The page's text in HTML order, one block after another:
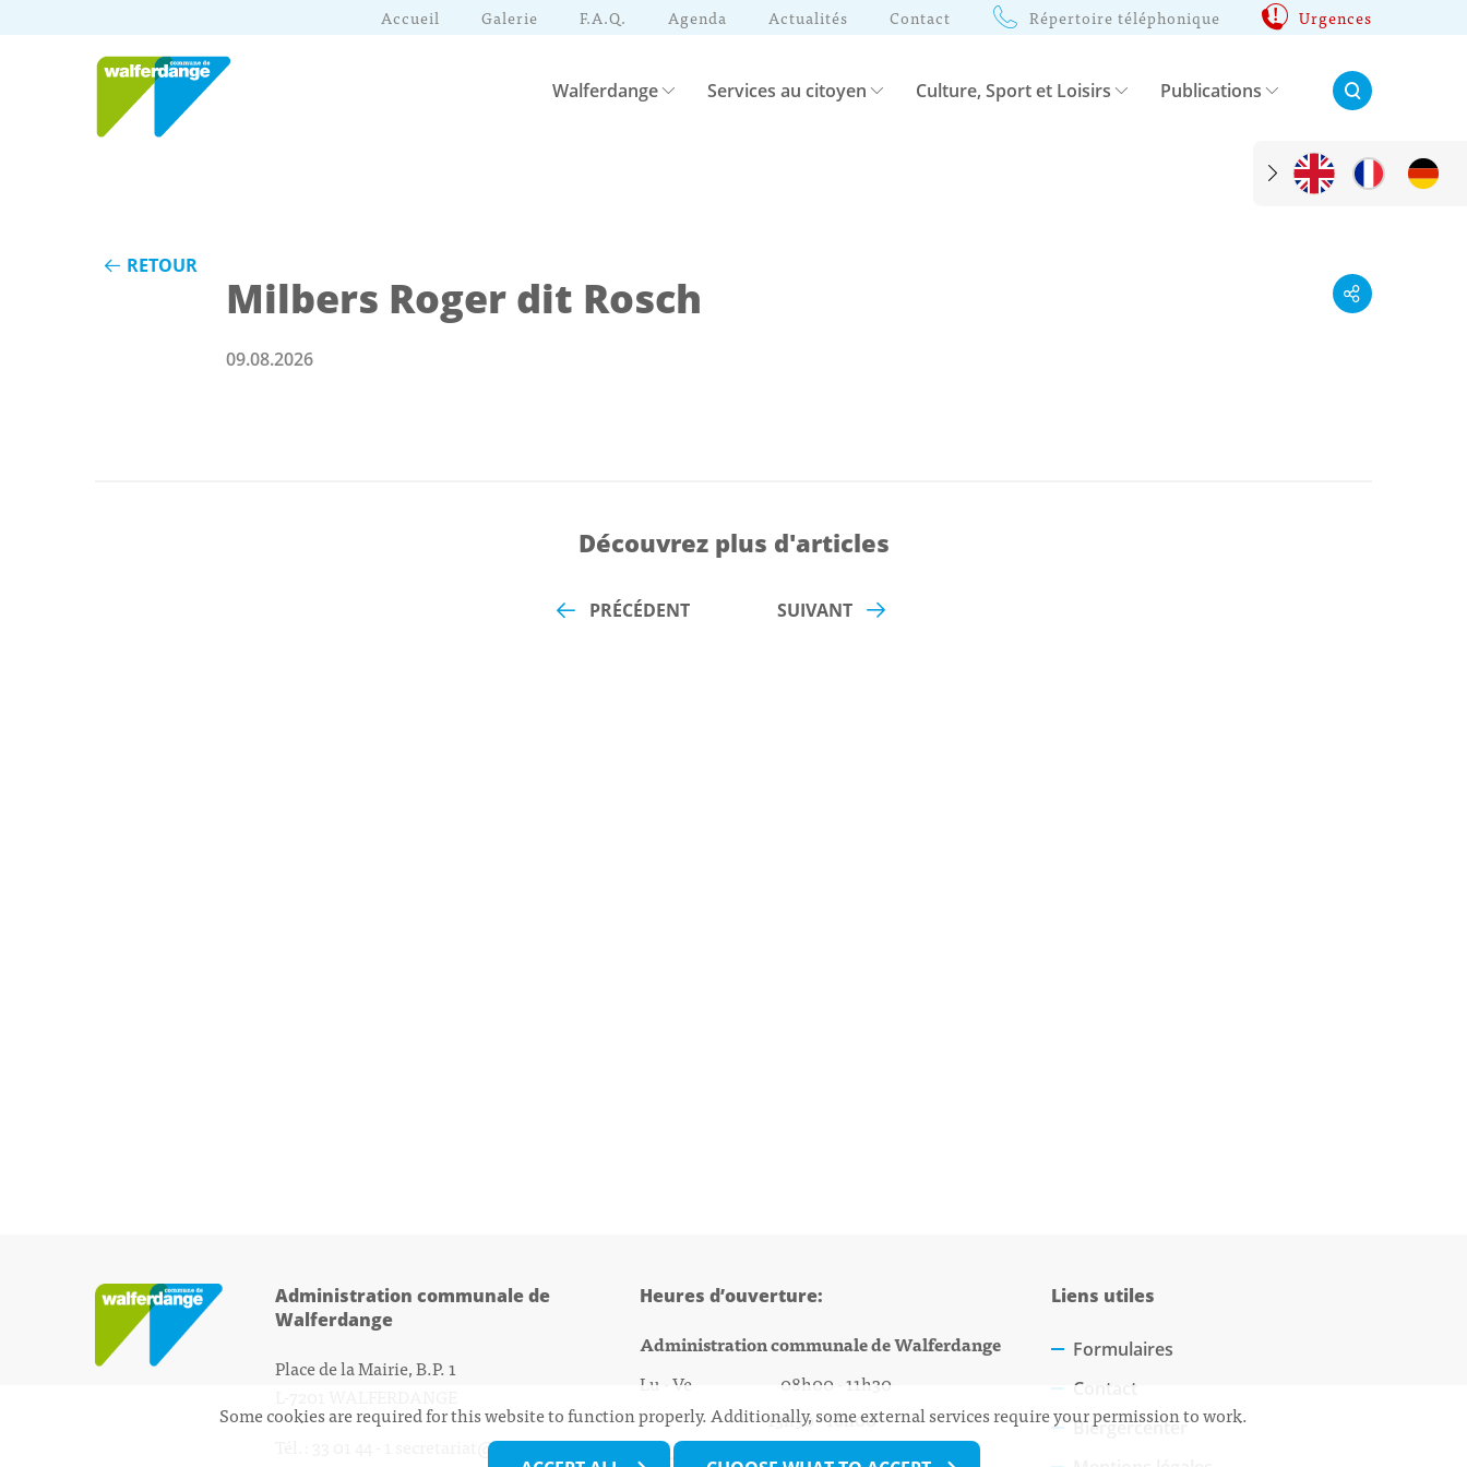
Accueil Galerie F.A.Q. Agenda Actualités Contact Répertoire téléphonique Urgences
Walferdange Services au citoyen Culture, Sport et Loisirs Publications Rechercher:
RETOUR
Milbers Roger dit Rosch
09.08.2026
Découvrez plus d'articles
PRÉCÉDENT SUIVANT
Administration communale de
Walferdange
Place de la Mairie, B.P. 1
secretariat@walfer.lu
Heures d’ouverture:
Administration communale de Walferdange
Lu - Ve 08h00 - 11h30
13h30 - 16h00
Biergercenter
Liens utiles
Formulaires
Contact
Biergercenter
Some cookies are required for this website to function properly. Additionally, some external services require your permission to work.